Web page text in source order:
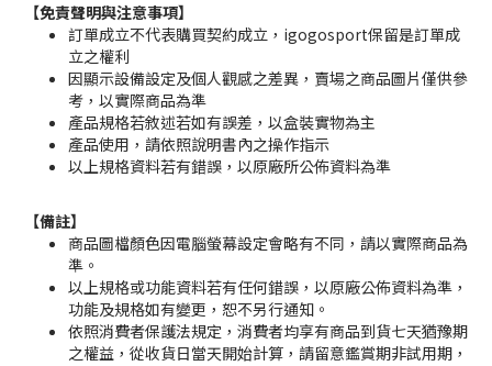
【免責聲明與注意事項】
訂單成立不代表購買契約成立，igogosport保留是訂單成
立之權利
因顯示設備設定及個人觀感之差異，賣場之商品圖片僅供參
考，以實際商品為準
產品規格若敘述若如有誤差，以盒裝實物為主
產品使用，請依照說明書內之操作指示
以上規格資料若有錯誤，以原廠所公佈資料為準
【備註】
商品圖檔顏色因電腦螢幕設定會略有不同，請以實際商品為
準。
以上規格或功能資料若有任何錯誤，以原廠公佈資料為準，
功能及規格如有變更，恕不另行通知。
依照消費者保護法規定，消費者均享有商品到貨七天猶豫期
之權益，從收貨日當天開始計算，請留意鑑賞期非試用期，